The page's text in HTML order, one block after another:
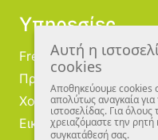
Υπηρεσίες
Free Publishing
Προμηθευτές
Χονδρική
Εικονογράφοι
Αυτή η
cookies
Αποθηκεύουμε cookies
απολύτως αναγκαία για
ιστοσελίδας. Για
χρειαζόμαστε την
συγκατάθεσή σας.